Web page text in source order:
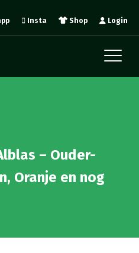
Login
Shop
Insta
– Ouder-
Oranje en nog